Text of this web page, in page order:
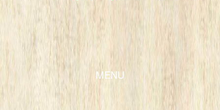
MENU
SKIP TO CONTENT